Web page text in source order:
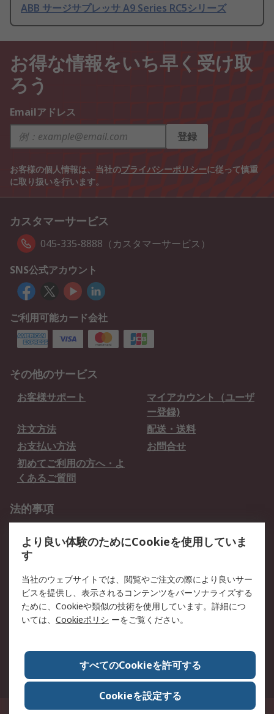
ABB サージサプレッサ A9 Series RC5シリーズ
お得な情報をいち早く受け取
ろう
Emailアドレス
登録
お客様の個人情報は、当社のプライバシーポリシーに従って慎重
に取り扱いを行います。
カスタマーサービス
045-335-8888（カスタマーサービス）
SNS公式アカウント
ご利用可能カード会社
その他のサービス
お客様サポート
マイアカウント（ユーザ
ー登録)
注文方法
配送・送料
お支払い方法
お問合せ
初めてご利用の方へ・よ
くあるご質問
法的事項
クッキーポリシー
RSについて
会社概要
採用情報
プレスリリース＆お知ら
コーポレートサイト
全世界のRS
RSの歴史
ESGへの取り組み（英語）
認証について
〒240-0005 神奈川県横浜市保土ヶ谷区神戸町134番地 横浜ビジネスパーク ウ
より良い体験のためにCookieを使用していま
す
当社のウェブサイトでは、閲覧やご注文の際により良いサー
ビスを提供し、表示されるコンテンツをパーソナライズする
ために、Cookieや類似の技術を使用しています。詳細につ
いては、 Cookieポリシ ーをご覧ください。
すべてのCookieを許可する
Cookieを設定する